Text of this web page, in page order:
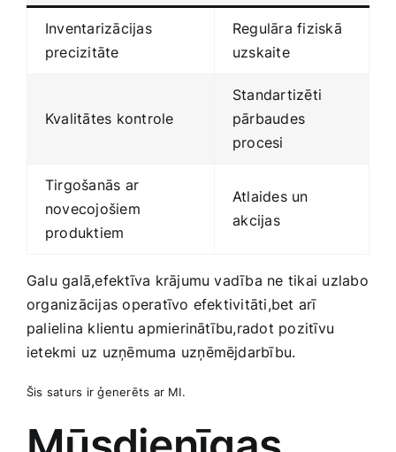
Inventarizācijas
precizitāte
Regulāra fiziskā
uzskaite
Kvalitātes kontrole
Standartizēti
pārbaudes⁣
procesi
Tirgošanās ar
novecojošiem
produktiem
Atlaides un
⁢akcijas
Galu galā,efektīva krājumu vadība ne tikai uzlabo
organizācijas operatīvo efektivitāti,bet​ arī
palielina klientu apmierinātību,radot‍ pozitīvu
ietekmi uz uzņēmuma uzņēmējdarbību.
Šis saturs ir ģenerēts ar MI.